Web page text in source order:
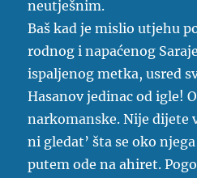
neutješnim.
Baš kad je mislio utjehu
rodnog i napaćenog
ispaljenog metka, usred
Hasanov jedinac od igle!
narkomanske. Nije dijete
ni gledat’ šta se oko
putem ode na ahiret.